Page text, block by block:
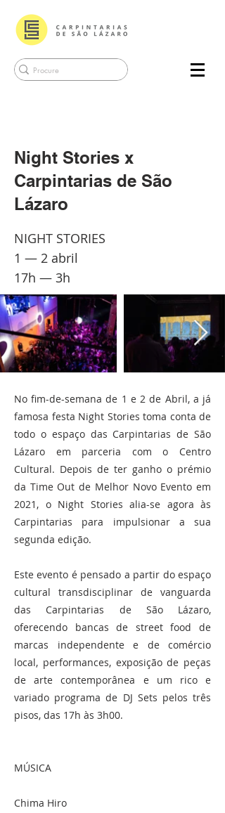
Night Stories x
Carpintarias de São
Lázaro
NIGHT STORIES
1 — 2 abril
17h — 3h
No fim-de-semana de 1 e 2 de Abril, a já
famosa festa Night Stories toma conta de
todo o espaço das Carpintarias de São
Lázaro em parceria com o Centro
Cultural. Depois de ter ganho o prémio
da Time Out de Melhor Novo Evento em
2021, o Night Stories alia-se agora às
Carpintarias para impulsionar a sua
segunda edição.
Este evento é pensado a partir do espaço
cultural transdisciplinar de vanguarda
das Carpintarias de São Lázaro,
oferecendo bancas de street food de
marcas independente e de comércio
local, performances, exposição de peças
de arte contemporânea e um rico e
variado programa de DJ Sets pelos três
pisos, das 17h às 3h00.
MÚSICA
Chima Hiro